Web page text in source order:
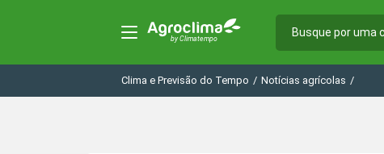
Clima e Previsão do Tempo / Notícias agrícolas /